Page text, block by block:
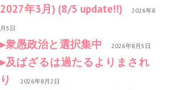
2027年3月) (8/5 update!!)
2026年8
月5日
衆愚政治と選択集中 2026年8月5日
及ばざるは過たるよりまされ
り
2026年8月2日